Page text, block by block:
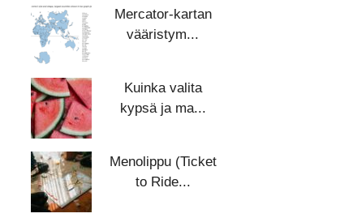
Mercator-kartan
vääristym...
Kuinka valita
kypsä ja ma...
Menolippu (Ticket
to Ride...